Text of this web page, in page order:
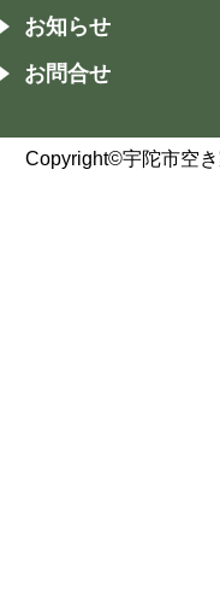
お知らせ
お問合せ
Copyright©宇陀市空